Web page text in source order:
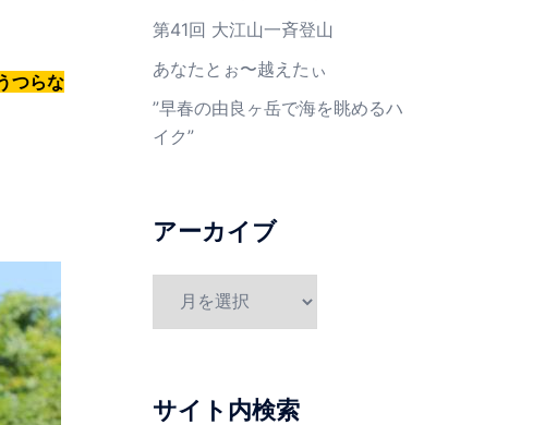
つらな
第41回 大江山一斉登山
あなたとぉ〜越えたぃ
”早春の由良ヶ岳で海を眺めるハ
イク”
アーカイブ
ブ
サイト内検索